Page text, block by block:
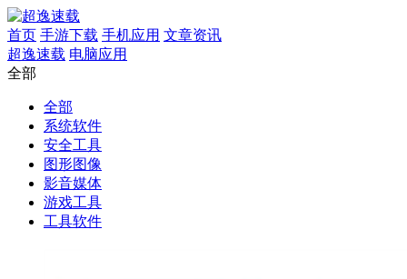
首页 手游下载 手机应用 文章资讯
超逸速载 电脑应用
全部
全部
系统软件
安全工具
图形图像
影音媒体
游戏工具
工具软件